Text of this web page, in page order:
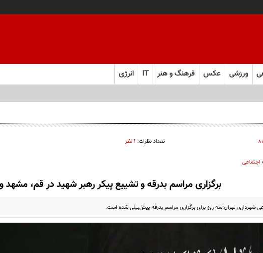
ورزشی عکس فرهنگ و هنر IT انرژی
تعداد نظرات: ۱ نظر
اجتماعی
برگزاری مراسم بدرقه و تشییع پیکر رهبر شهید در قم، مشهد
شهرداری تهران:سه روز برای برگزاری مراسم بدرقه پیش‌بینی شده است.